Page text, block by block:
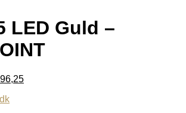
LED Guld –
Den